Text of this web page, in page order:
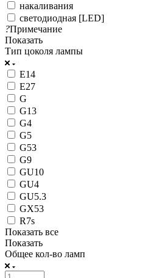
накаливания
светодиодная [LED]
?Примечание
Показать
Тип цоколя лампы
E14
E27
G
G13
G4
G5
G53
G9
GU10
GU4
GU5.3
GX53
R7s
Показать все
Показать
Общее кол-во ламп